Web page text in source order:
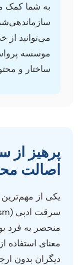
به شما کمک
می‌توانید از
موسسه
ساختار و
پرهیز از
اصالت
یکی از
منحصر به فرد
معنای استفاده
دیگران بدون